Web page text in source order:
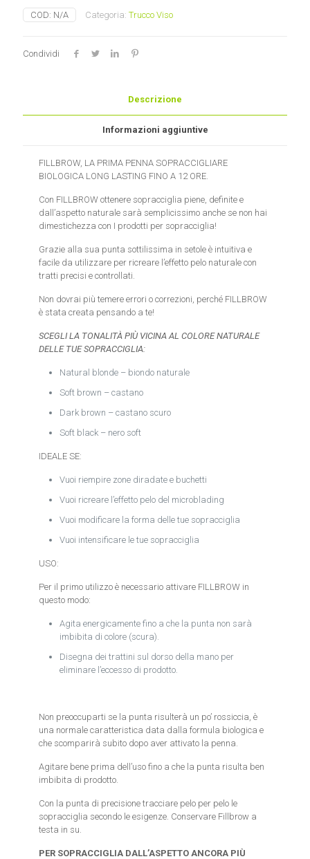
Purobio
quantità
COD: N/A Categoria: Trucco Viso
Condividi
Descrizione
Informazioni aggiuntive
FILLBROW, LA PRIMA PENNA SOPRACCIGLIARE
BIOLOGICA LONG LASTING FINO A 12 ORE.
Con FILLBROW ottenere sopracciglia piene, definite e
dall’aspetto naturale sarà semplicissimo anche se non hai
dimestichezza con I prodotti per sopracciglia!
Grazie alla sua punta sottilissima in setole è intuitiva e
facile da utilizzare per ricreare l’effetto pelo naturale con
tratti precisi e controllati.
Non dovrai più temere errori o correzioni, perché FILLBROW
è stata creata pensando a te!
SCEGLI LA TONALITÀ PIÙ VICINA AL COLORE NATURALE
DELLE TUE SOPRACCIGLIA:
Natural blonde – biondo naturale
Soft brown – castano
Dark brown – castano scuro
Soft black – nero soft
IDEALE SE:
Vuoi riempire zone diradate e buchetti
Vuoi ricreare l’effetto pelo del microblading
Vuoi modificare la forma delle tue sopracciglia
Vuoi intensificare le tue sopracciglia
USO:
Per il primo utilizzo è necessario attivare FILLBROW in
questo modo:
Agita energicamente fino a che la punta non sarà
imbibita di colore (scura).
Disegna dei trattini sul dorso della mano per
eliminare l’eccesso di prodotto.
Non preoccuparti se la punta risulterà un po’ rossiccia, è
una normale caratteristica data dalla formula biologica e
che scomparirà subito dopo aver attivato la penna.
Agitare bene prima dell’uso fino a che la punta risulta ben
imbibita di prodotto.
Con la punta di precisione tracciare pelo per pelo le
sopracciglia secondo le esigenze. Conservare Fillbrow a
testa in su.
PER SOPRACCIGLIA DALL’ASPETTO ANCORA PIÙ